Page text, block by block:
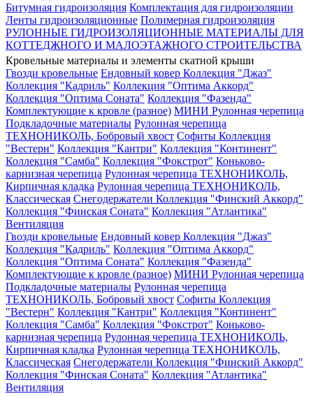
Битумная гидроизоляция Комплектация для гидроизоляции
Ленты гидроизоляционные Полимерная гидроизоляция
РУЛОННЫЕ ГИДРОИЗОЛЯЦИОННЫЕ МАТЕРИАЛЫ ДЛЯ
КОТТЕДЖНОГО И МАЛОЭТАЖНОГО СТРОИТЕЛЬСТВА
Кровельные материалы и элементы скатной крыши
Гвозди кровельные Ендовный ковер Коллекция "Джаз"
Коллекция "Кадриль" Коллекция "Оптима Аккорд"
Коллекция "Оптима Соната" Коллекция "Фазенда"
Комплектующие к кровле (разное) МИНИ Рулонная черепица
Подкладочные материалы Рулонная черепица
ТЕХНОНИКОЛЬ, Бобровый хвост Софиты Коллекция
"Вестерн" Коллекция "Кантри" Коллекция "Континент"
Коллекция "Самба" Коллекция "Фокстрот" Коньково-
карнизная черепица Рулонная черепица ТЕХНОНИКОЛЬ,
Кирпичная кладка Рулонная черепица ТЕХНОНИКОЛЬ,
Классическая Снегодержатели Коллекция "Финский Аккорд"
Коллекция "Финская Соната" Коллекция "Атлантика"
Вентиляция
Гвозди кровельные Ендовный ковер Коллекция "Джаз"
Коллекция "Кадриль" Коллекция "Оптима Аккорд"
Коллекция "Оптима Соната" Коллекция "Фазенда"
Комплектующие к кровле (разное) МИНИ Рулонная черепица
Подкладочные материалы Рулонная черепица
ТЕХНОНИКОЛЬ, Бобровый хвост Софиты Коллекция
"Вестерн" Коллекция "Кантри" Коллекция "Континент"
Коллекция "Самба" Коллекция "Фокстрот" Коньково-
карнизная черепица Рулонная черепица ТЕХНОНИКОЛЬ,
Кирпичная кладка Рулонная черепица ТЕХНОНИКОЛЬ,
Классическая Снегодержатели Коллекция "Финский Аккорд"
Коллекция "Финская Соната" Коллекция "Атлантика"
Вентиляция